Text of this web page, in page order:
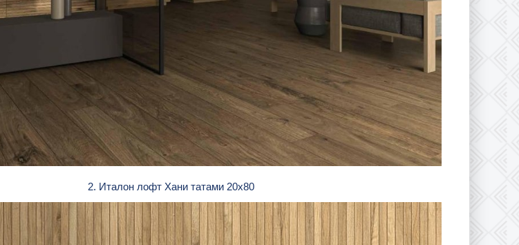
2. Италон лофт Хани татами 20х80